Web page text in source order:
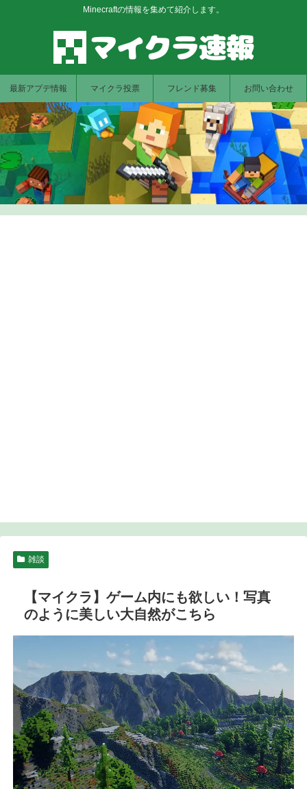
Minecraftの情報を集めて紹介します。
最新アプデ情報 マイクラ投票 フレンド募集 お問い合わせ
雑談
【マイクラ】ゲーム内にも欲しい！写真
のように美しい大自然がこちら